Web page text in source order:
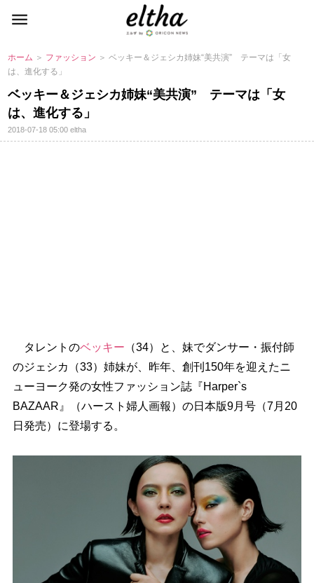
ホーム ＞ ファッション ＞ ベッキー＆ジェシカ姉妹“美共演” テーマは「女
は、進化する」
ベッキー＆ジェシカ姉妹“美共演” テーマは「女
は、進化する」
2018-07-18 05:00eltha
タレントのベッキー （34）と、妹でダンサー・振付師
のジェシカ（33）姉妹が、昨年、創刊150年を迎えたニ
ューヨーク発の女性ファッション誌『Harper`s
BAZAAR』（ハースト婦人画報）の日本版9月号（7月20
日発売）に登場する。